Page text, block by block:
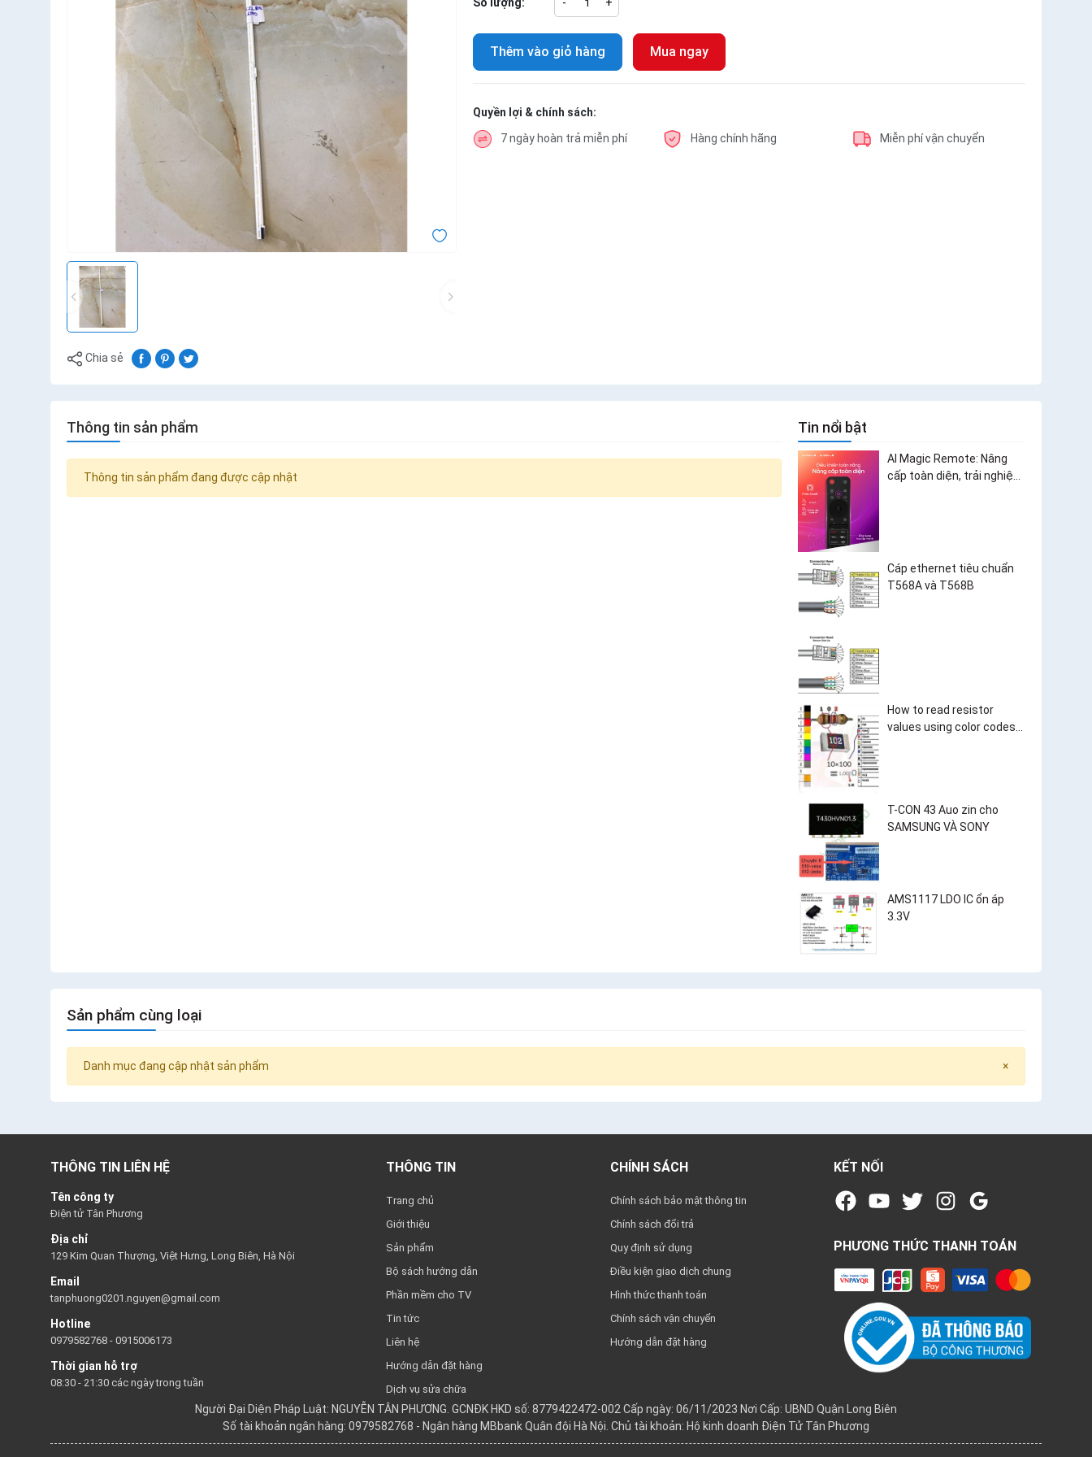
Chia sẻ
Thêm vào giỏ hàng Mua ngay
Quyền lợi & chính sách:
7 ngày hoàn trả miễn phí Hàng chính hãng Miễn phí vận chuyển
Thông tin sản phẩm
Thông tin sản phẩm đang được cập nhật
Tin nổi bật
AI Magic Remote: Nâng
cấp toàn diện, trải nghiệm
Cáp ethernet tiêu chuẩn
T568A và T568B
How to read resistor
values using color codes
T-CON 43 Auo zin cho
SAMSUNG VÀ SONY
AMS1117 LDO IC ổn áp
3.3V
Sản phẩm cùng loại
×
Danh mục đang cập nhật sản phẩm
THÔNG TIN LIÊN HỆ
Tên công ty
Điện tử Tân Phương
Địa chỉ
129 Kim Quan Thượng, Việt Hưng, Long Biên, Hà Nội
Email
tanphuong0201.nguyen@gmail.com
Hotline
0979582768 - 0915006173
Thời gian hỗ trợ
08:30 - 21:30 các ngày trong tuần
THÔNG TIN
Trang chủ
Giới thiệu
Sản phẩm
Bộ sách hướng dẫn
Phần mềm cho TV
Tin tức
Liên hệ
Hướng dẫn đặt hàng
Dịch vụ sửa chữa
CHÍNH SÁCH
Chính sách bảo mật thông tin
Chính sách đổi trả
Quy định sử dụng
Điều kiện giao dịch chung
Hình thức thanh toán
Chính sách vận chuyển
Hướng dẫn đặt hàng
KẾT NỐI
PHƯƠNG THỨC THANH TOÁN
Người Đại Diện Pháp Luật: NGUYỄN TÂN PHƯƠNG. GCNĐK HKD số: 8779422472-002 Cấp ngày: 06/11/2023 Nơi Cấp: UBND Quận Long Biên
Số tài khoản ngân hàng: 0979582768 - Ngân hàng MBbank Quân đội Hà Nội. Chủ tài khoản: Hộ kinh doanh Điện Tử Tân Phương